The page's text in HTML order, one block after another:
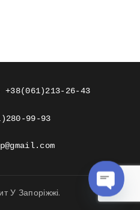
+38(061)213-26-43
99-93
У Запоріжжі.
OPEN